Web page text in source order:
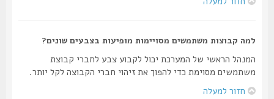
למה קבוצות משתמשים מסויימות מופיעות בצבעים שונים?
המנהל הראשי של המערכת יכול לקבוע צבע לחברי קבוצת
משתמשים מסוימת כדי להפוך את זיהוי חברי הקבוצה לקל יותר.
חזור למעלה